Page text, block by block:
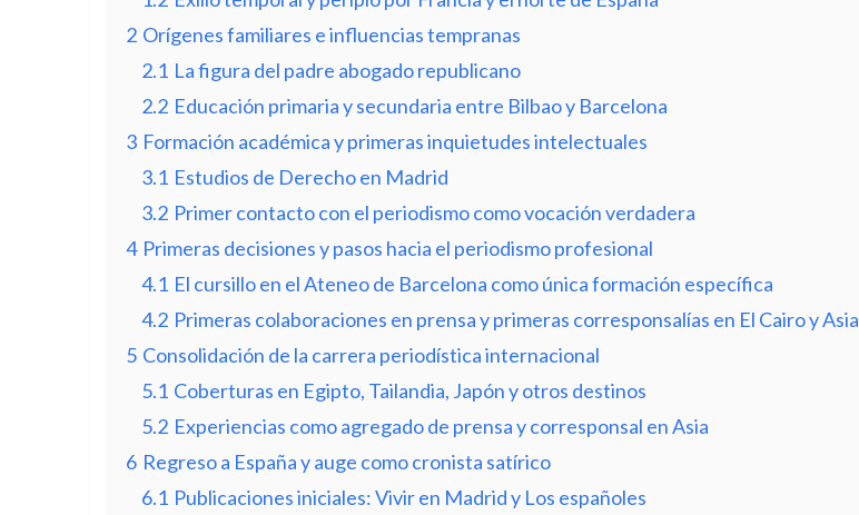
2 Orígenes familiares e influencias tempranas
2.1 La figura del padre abogado republicano
2.2 Educación primaria y secundaria entre Bilbao y Barcelona
3 Formación académica y primeras inquietudes intelectuales
3.1 Estudios de Derecho en Madrid
3.2 Primer contacto con el periodismo como vocación verdadera
4 Primeras decisiones y pasos hacia el periodismo profesional
4.1 El cursillo en el Ateneo de Barcelona como única formación específica
4.2 Primeras colaboraciones en prensa y primeras corresponsalías en El Cairo y Asia
5 Consolidación de la carrera periodística internacional
5.1 Coberturas en Egipto, Tailandia, Japón y otros destinos
5.2 Experiencias como agregado de prensa y corresponsal en Asia
6 Regreso a España y auge como cronista satírico
6.1 Publicaciones iniciales: Vivir en Madrid y Los españoles